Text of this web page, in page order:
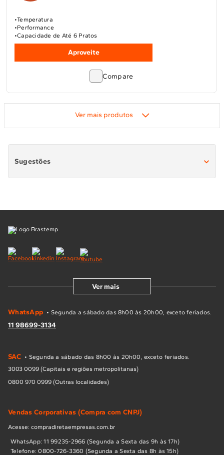
Temperatura
Performance
Capacidade de Até 6 Pratos
Aproveite
Compare
Sugestões
Forno 78 litros
Ver mais
WhatsApp • Segunda a sábado das 8h00 às 20h00, exceto feriados.
11 98699-3134
SAC • Segunda a sábado das 8h00 às 20h00, exceto feriados.
3003 0099 (Capitais e regiões metropolitanas)
0800 970 0999 (Outras localidades)
Vendas Corporativas (Compra com CNPJ)
Acesse: compradiretaempresas.com.br
WhatsApp: 11 99235-2966 (Segunda a Sexta das 9h às 17h)
Telefone: 0800-726-3360 (Segunda a Sexta das 8h às 15h)